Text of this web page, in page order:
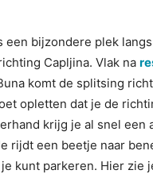
een bijzondere plek
Capljina. Vlak na
komt de splitsing
opletten dat je de
krijg je al snel een
rijdt een beetje naar
kunt parkeren. Hier zie